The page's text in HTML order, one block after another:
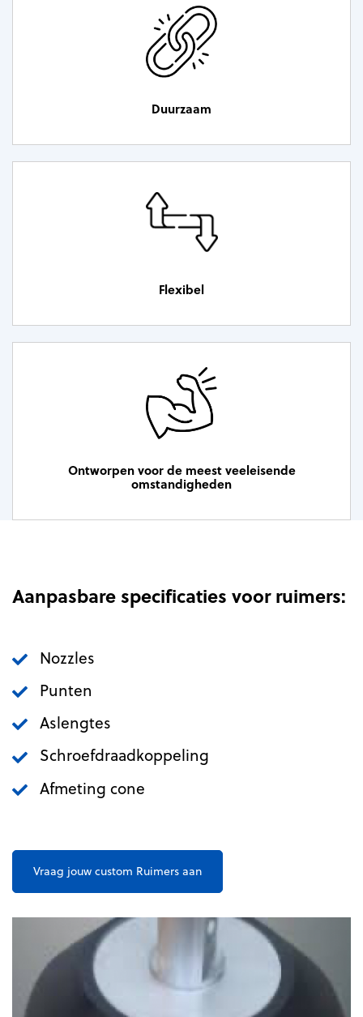
Duurzaam
Flexibel
Ontworpen voor de meest veeleisende
omstandigheden
Aanpasbare specificaties voor ruimers:
Nozzles
Punten
Aslengtes
Schroefdraadkoppeling
Afmeting cone
Vraag jouw custom Ruimers aan